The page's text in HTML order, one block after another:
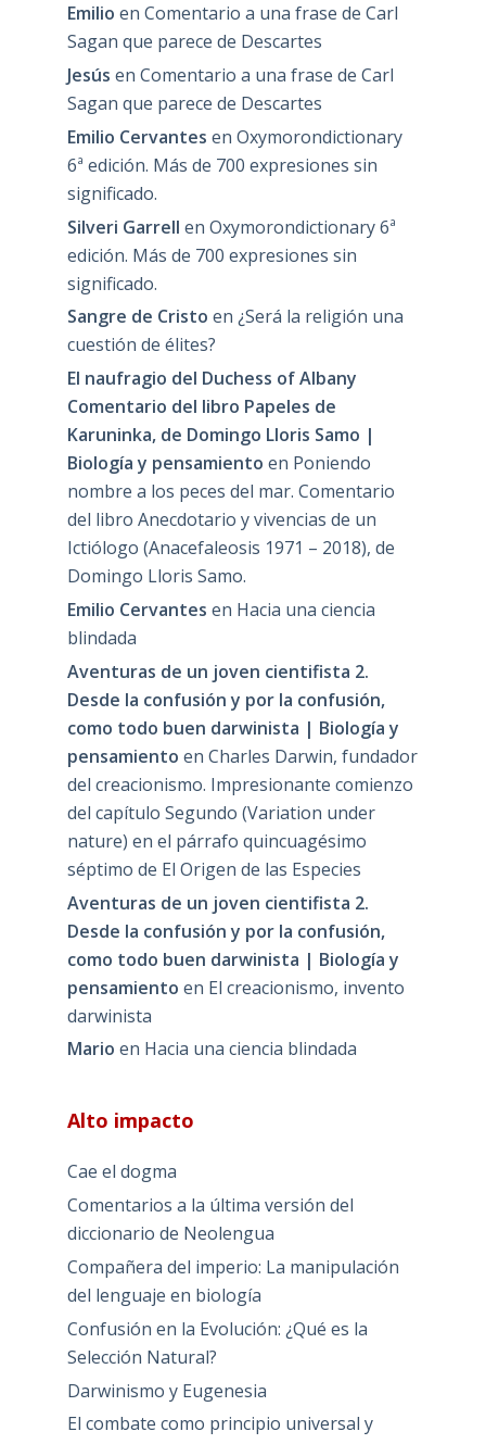
Emilio en Comentario a una frase de Carl
Sagan que parece de Descartes
Jesús en Comentario a una frase de Carl
Sagan que parece de Descartes
Emilio Cervantes en Oxymorondictionary
6ª edición. Más de 700 expresiones sin
significado.
Silveri Garrell en Oxymorondictionary 6ª
edición. Más de 700 expresiones sin
significado.
Sangre de Cristo en ¿Será la religión una
cuestión de élites?
El naufragio del Duchess of Albany
Comentario del libro Papeles de
Karuninka, de Domingo Lloris Samo |
Biología y pensamiento en Poniendo
nombre a los peces del mar. Comentario
del libro Anecdotario y vivencias de un
Ictiólogo (Anacefaleosis 1971 – 2018), de
Domingo Lloris Samo.
Emilio Cervantes en Hacia una ciencia
blindada
Aventuras de un joven cientifista 2.
Desde la confusión y por la confusión,
como todo buen darwinista | Biología y
pensamiento en Charles Darwin, fundador
del creacionismo. Impresionante comienzo
del capítulo Segundo (Variation under
nature) en el párrafo quincuagésimo
séptimo de El Origen de las Especies
Aventuras de un joven cientifista 2.
Desde la confusión y por la confusión,
como todo buen darwinista | Biología y
pensamiento en El creacionismo, invento
darwinista
Mario en Hacia una ciencia blindada
Alto impacto
Cae el dogma
Comentarios a la última versión del
diccionario de Neolengua
Compañera del imperio: La manipulación
del lenguaje en biología
Confusión en la Evolución: ¿Qué es la
Selección Natural?
Darwinismo y Eugenesia
El combate como principio universal y